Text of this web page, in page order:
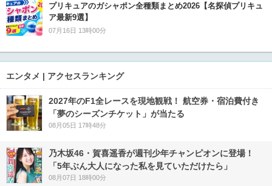
プリキュアのガシャポン全種類まとめ2026【名探偵プリキュ
ア最新9選】
07月16日 13時00分
エンタメ | アクセスランキング
2027年のF1全レースを現地観戦！ 航空券・宿泊費付き
「夢のシーズンチケット」が当たる
08月05日 17時48分
乃木坂46・賀喜遥香が週刊少年チャンピオンに登場！
「5年ぶん大人になった私を見ていただけたら」
08月07日 18時00分